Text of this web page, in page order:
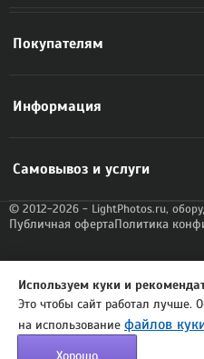
Покупателям
Информация
Самовывоз и услуги
© 2012-2026 - LightPhotos.ru,
Публичная офертаПолитика
Используем куки и
Это чтобы сайт работал лучше.
на использование файлов
Хорошо